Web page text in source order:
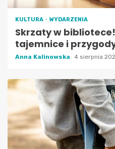
KULTURA WYDARZENIA
Skrzaty w
tajemnice i
Anna Kalinowska 4 sierpnia